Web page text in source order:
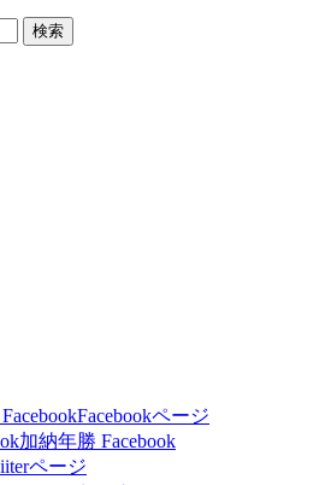
Facebookページ
加納年勝 Facebook
ページ